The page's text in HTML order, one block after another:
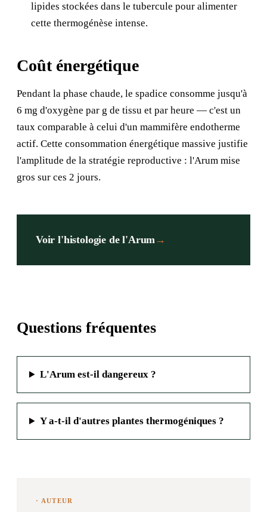
lipides stockées dans le tubercule pour alimenter
cette thermogénèse intense.
Coût énergétique
Pendant la phase chaude, le spadice consomme jusqu'à
6 mg d'oxygène par g de tissu et par heure — c'est un
taux comparable à celui d'un mammifère endotherme
actif. Cette consommation énergétique massive justifie
l'amplitude de la stratégie reproductive : l'Arum mise
gros sur ces 2 jours.
Voir l'histologie de l'Arum→
Questions fréquentes
L'Arum est-il dangereux ?
Y a-t-il d'autres plantes thermogéniques ?
· AUTEUR